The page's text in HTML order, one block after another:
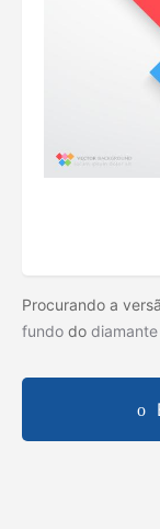
Procurando a
fundo do diamante